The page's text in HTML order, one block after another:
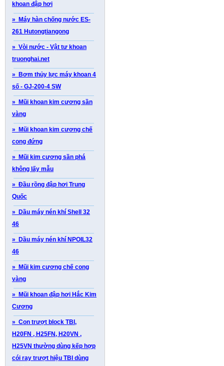
khoan đập hơi
» Máy hàn chống nước ES-
261 Hutongtiangong
» Vòi nước - Vật tư khoan
truonghai.net
» Bơm thủy lực máy khoan 4
số - GJ-200-4 SW
» Mũi khoan kim cương sần
vàng
» Mũi khoan kim cương chế
cong đứng
» Mũi kim cương sần phá
không lấy mẫu
» Đầu rồng đập hơi Trung
Quốc
» Dầu máy nén khí Shell 32
46
» Dầu máy nén khí NPOIL32
46
» Mũi kim cương chế cong
vàng
» Mũi khoan đập hơi Hắc Kim
Cương
» Con trượt block TBI,
H20FN , H25FN, H20VN ,
H25VN thường dùng kếp hợp
cói ray trượt hiệu TBI dùng